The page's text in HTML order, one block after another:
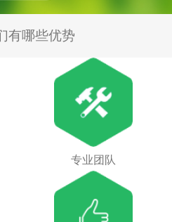
有哪些优势
专业团队